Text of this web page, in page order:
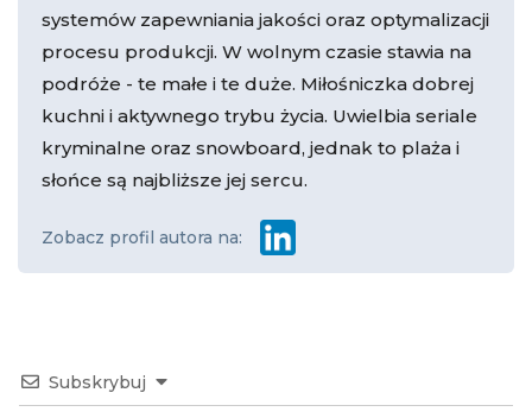
systemów zapewniania jakości oraz optymalizacji
procesu produkcji. W wolnym czasie stawia na
podróże - te małe i te duże. Miłośniczka dobrej
kuchni i aktywnego trybu życia. Uwielbia seriale
kryminalne oraz snowboard, jednak to plaża i
słońce są najbliższe jej sercu.
Zobacz profil autora na:
Subskrybuj